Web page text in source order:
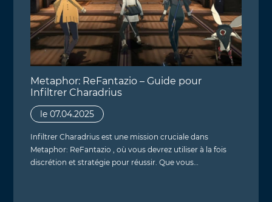
Metaphor: ReFantazio – Guide pour
Infiltrer Charadrius
le 07.04.2025
Infiltrer Charadrius est une mission cruciale dans
Metaphor: ReFantazio , où vous devrez utiliser à la fois
discrétion et stratégie pour réussir. Que vous…